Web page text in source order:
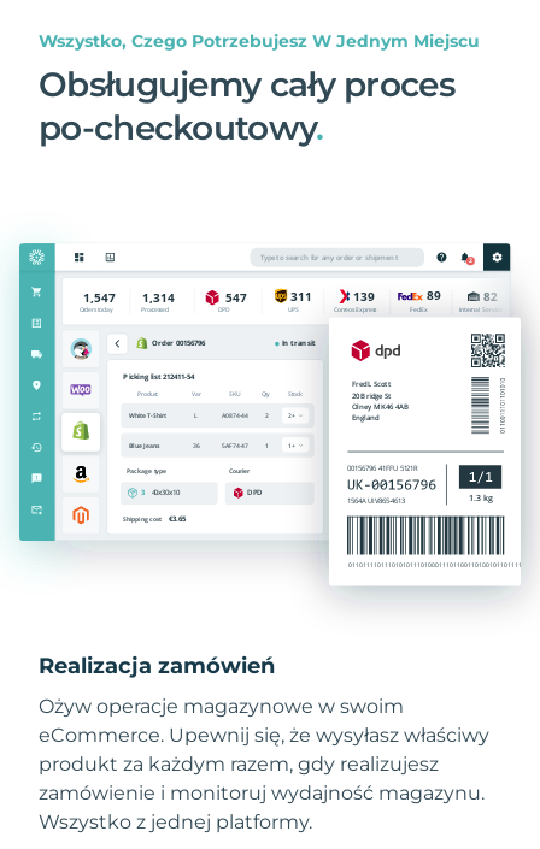
Wszystko, Czego Potrzebujesz W Jednym Miejscu
Obsługujemy cały proces
po-checkoutowy.
Realizacja zamówień
Ożyw operacje magazynowe w swoim
eCommerce. Upewnij się, że wysyłasz właściwy
produkt za każdym razem, gdy realizujesz
zamówienie i monitoruj wydajność magazynu.
Wszystko z jednej platformy.